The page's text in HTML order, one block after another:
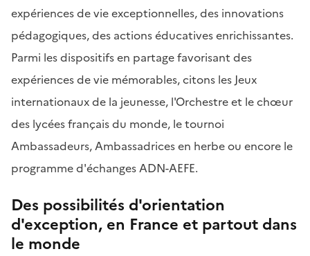
expériences de vie exceptionnelles, des innovations
pédagogiques, des actions éducatives enrichissantes.
Parmi les dispositifs en partage favorisant des
expériences de vie mémorables, citons les Jeux
internationaux de la jeunesse, l'Orchestre et le chœur
des lycées français du monde, le tournoi
Ambassadeurs, Ambassadrices en herbe ou encore le
programme d'échanges ADN-AEFE.
Des possibilités d'orientation
d'exception, en France et partout dans
le monde